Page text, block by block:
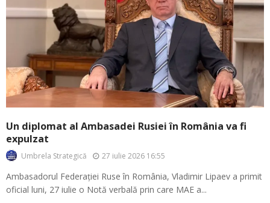
Un diplomat al Ambasadei Rusiei în România va fi
expulzat
Umbrela Strategică 27 iulie 2026 16:55
Ambasadorul Federației Ruse în România, Vladimir Lipaev a primit
oficial luni, 27 iulie o Notă verbală prin care MAE a...